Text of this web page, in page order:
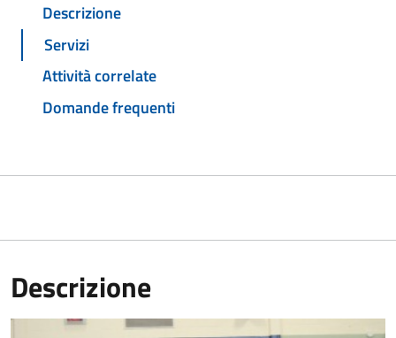
Descrizione
Servizi
Attività correlate
Domande frequenti
Descrizione